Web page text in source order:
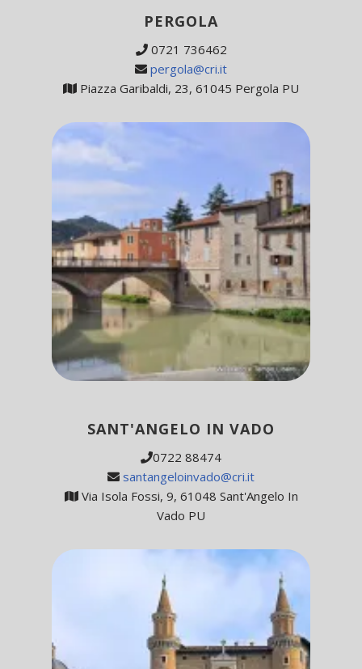
PERGOLA
0721 736462
pergola@cri.it
Piazza Garibaldi, 23, 61045 Pergola PU
SANT'ANGELO IN VADO
0722 88474
santangeloinvado@cri.it
Via Isola Fossi, 9, 61048 Sant'Angelo In
Vado PU